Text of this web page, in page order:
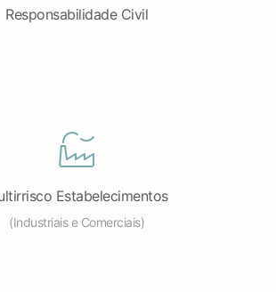
Responsabilidade Civil
Estabelecimentos
(Industriais e Comerciais)